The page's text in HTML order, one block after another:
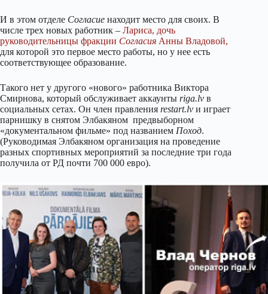
И в этом отделе Согласие находит место для своих. В
числе трех новых работник – Лариса, дочь
руководительницы фракции Согласия Анны Владовой,
для которой это первое место работы, но у нее есть
соответствующее образование.
Такого нет у другого «нового» работника Виктора
Смирнова, который обслуживает аккаунты riga.lv в
социальных сетах. Он член правления restart.lv и играет
парнишку в снятом Элбакяном предвыборном
«документальном фильме» под названием Поход.
(Руководимая Элбакяном организация на проведение
разных спортивных мероприятий за последние три года
получила от РД почти 700 000 евро).